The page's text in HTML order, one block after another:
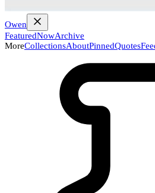
Owen
FeaturedNowArchive
MoreCollectionsAboutPinnedQuotes